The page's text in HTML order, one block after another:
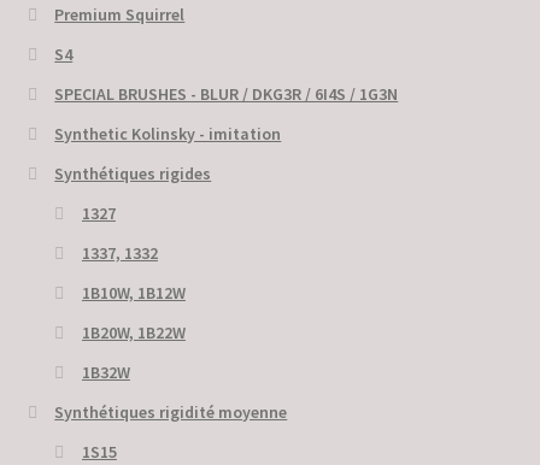
Premium Squirrel
S4
SPECIAL BRUSHES - BLUR / DKG3R / 6I4S / 1G3N
Synthetic Kolinsky - imitation
Synthétiques rigides
1327
1337, 1332
1B10W, 1B12W
1B20W, 1B22W
1B32W
Synthétiques rigidité moyenne
1S15